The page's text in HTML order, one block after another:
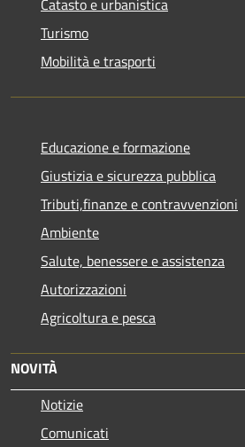
Catasto e urbanistica
Turismo
Mobilità e trasporti
Educazione e formazione
Giustizia e sicurezza pubblica
Tributi,finanze e contravvenzioni
Ambiente
Salute, benessere e assistenza
Autorizzazioni
Agricoltura e pesca
NOVITÀ
Notizie
Comunicati